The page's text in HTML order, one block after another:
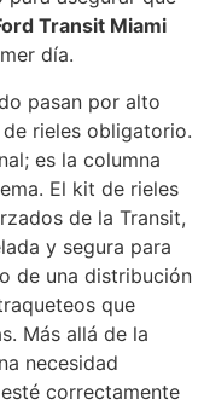
Transit Miami
día.
pasan por alto
rieles obligatorio.
es la columna
El kit de rieles
de la Transit,
y segura para
de una distribución
que
Más allá de la
necesidad
correctamente